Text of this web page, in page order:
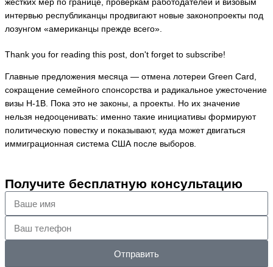
жестких мер по границе, проверкам работодателей и визовым
интервью республиканцы продвигают новые законопроекты под
лозунгом «американцы прежде всего».
Thank you for reading this post, don't forget to subscribe!
Главные предложения месяца — отмена лотереи Green Card,
сокращение семейного спонсорства и радикальное ужесточение
визы H-1B. Пока это не законы, а проекты. Но их значение
нельзя недооценивать: именно такие инициативы формируют
политическую повестку и показывают, куда может двигаться
иммиграционная система США после выборов.
Получите бесплатную консультацию
Отправить